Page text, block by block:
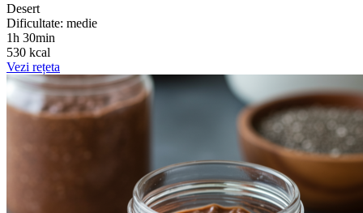
Desert
Dificultate: medie
1h 30min
530 kcal
Vezi rețeta